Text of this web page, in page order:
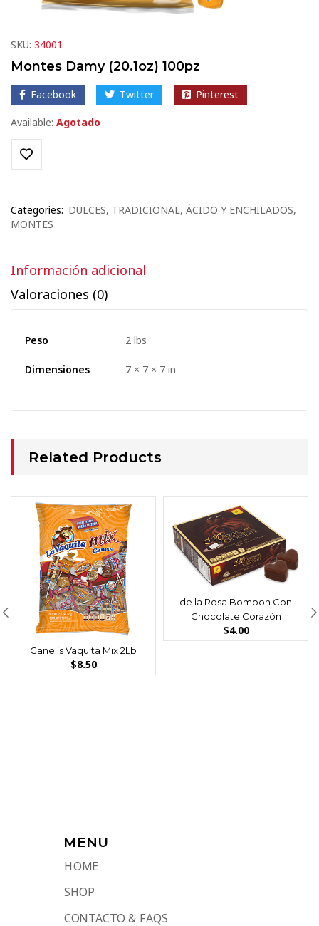
SKU: 34001
Montes Damy (20.1oz) 100pz
Facebook Twitter Pinterest
Available: Agotado
Categories: DULCES, TRADICIONAL, ÁCIDO Y ENCHILADOS,
MONTES
Información adicional
Valoraciones (0)
Peso 2 lbs
Dimensiones 7 × 7 × 7 in
Related Products
Canel’s Vaquita Mix 2Lb
$8.50
de la Rosa Bombon Con
Chocolate Corazón
$4.00
MENU
HOME
SHOP
CONTACTO & FAQS